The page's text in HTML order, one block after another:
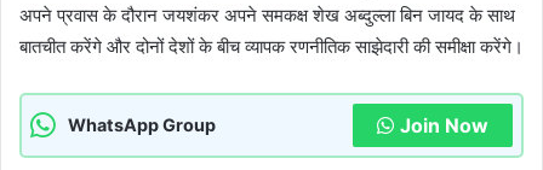
अपने प्रवास के दौरान जयशंकर अपने समकक्ष शेख अब्दुल्ला बिन जायद के साथ
बातचीत करेंगे और दोनों देशों के बीच व्यापक रणनीतिक साझेदारी की समीक्षा करेंगे।
WhatsApp Group Join Now